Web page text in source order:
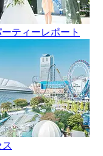
ティーレポート